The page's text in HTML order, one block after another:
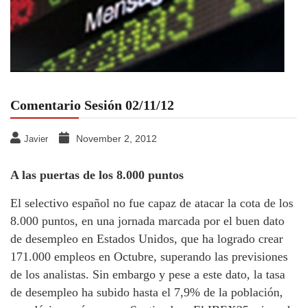
Comentario Sesión 02/11/12
Javier November 2, 2012
A las puertas de los 8.000 puntos
El selectivo español no fue capaz de atacar la cota de los
8.000 puntos, en una jornada marcada por el buen dato
de desempleo en Estados Unidos, que ha logrado crear
171.000 empleos en Octubre, superando las previsiones
de los analistas. Sin embargo y pese a este dato, la tasa
de desempleo ha subido hasta el 7,9% de la población,